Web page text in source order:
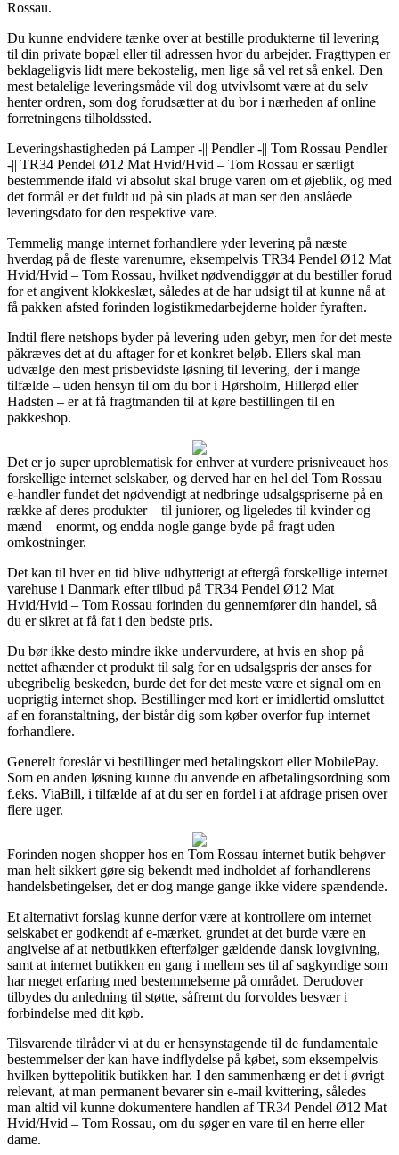
Rossau.
Du kunne endvidere tænke over at bestille produkterne til levering
til din private bopæl eller til adressen hvor du arbejder. Fragttypen er
beklageligvis lidt mere bekostelig, men lige så vel ret så enkel. Den
mest betalelige leveringsmåde vil dog utvivlsomt være at du selv
henter ordren, som dog forudsætter at du bor i nærheden af online
forretningens tilholdssted.
Leveringshastigheden på Lamper -|| Pendler -|| Tom Rossau Pendler
-|| TR34 Pendel Ø12 Mat Hvid/Hvid – Tom Rossau er særligt
bestemmende ifald vi absolut skal bruge varen om et øjeblik, og med
det formål er det fuldt ud på sin plads at man ser den anslåede
leveringsdato for den respektive vare.
Temmelig mange internet forhandlere yder levering på næste
hverdag på de fleste varenumre, eksempelvis TR34 Pendel Ø12 Mat
Hvid/Hvid – Tom Rossau, hvilket nødvendiggør at du bestiller forud
for et angivent klokkeslæt, således at de har udsigt til at kunne nå at
få pakken afsted forinden logistikmedarbejderne holder fyraften.
Indtil flere netshops byder på levering uden gebyr, men for det meste
påkræves det at du aftager for et konkret beløb. Ellers skal man
udvælge den mest prisbevidste løsning til levering, der i mange
tilfælde – uden hensyn til om du bor i Hørsholm, Hillerød eller
Hadsten – er at få fragtmanden til at køre bestillingen til en
pakkeshop.
Det er jo super uproblematisk for enhver at vurdere prisniveauet hos
forskellige internet selskaber, og derved har en hel del Tom Rossau
e-handler fundet det nødvendigt at nedbringe udsalgspriserne på en
række af deres produkter – til juniorer, og ligeledes til kvinder og
mænd – enormt, og endda nogle gange byde på fragt uden
omkostninger.
Det kan til hver en tid blive udbytterigt at eftergå forskellige internet
varehuse i Danmark efter tilbud på TR34 Pendel Ø12 Mat
Hvid/Hvid – Tom Rossau forinden du gennemfører din handel, så
du er sikret at få fat i den bedste pris.
Du bør ikke desto mindre ikke undervurdere, at hvis en shop på
nettet afhænder et produkt til salg for en udsalgspris der anses for
ubegribelig beskeden, burde det for det meste være et signal om en
uoprigtig internet shop. Bestillinger med kort er imidlertid omsluttet
af en foranstaltning, der bistår dig som køber overfor fup internet
forhandlere.
Generelt foreslår vi bestillinger med betalingskort eller MobilePay.
Som en anden løsning kunne du anvende en afbetalingsordning som
f.eks. ViaBill, i tilfælde af at du ser en fordel i at afdrage prisen over
flere uger.
Forinden nogen shopper hos en Tom Rossau internet butik behøver
man helt sikkert gøre sig bekendt med indholdet af forhandlerens
handelsbetingelser, det er dog mange gange ikke videre spændende.
Et alternativt forslag kunne derfor være at kontrollere om internet
selskabet er godkendt af e-mærket, grundet at det burde være en
angivelse af at netbutikken efterfølger gældende dansk lovgivning,
samt at internet butikken en gang i mellem ses til af sagkyndige som
har meget erfaring med bestemmelserne på området. Derudover
tilbydes du anledning til støtte, såfremt du forvoldes besvær i
forbindelse med dit køb.
Tilsvarende tilråder vi at du er hensynstagende til de fundamentale
bestemmelser der kan have indflydelse på købet, som eksempelvis
hvilken byttepolitik butikken har. I den sammenhæng er det i øvrigt
relevant, at man permanent bevarer sin e-mail kvittering, således
man altid vil kunne dokumentere handlen af TR34 Pendel Ø12 Mat
Hvid/Hvid – Tom Rossau, om du søger en vare til en herre eller
dame.